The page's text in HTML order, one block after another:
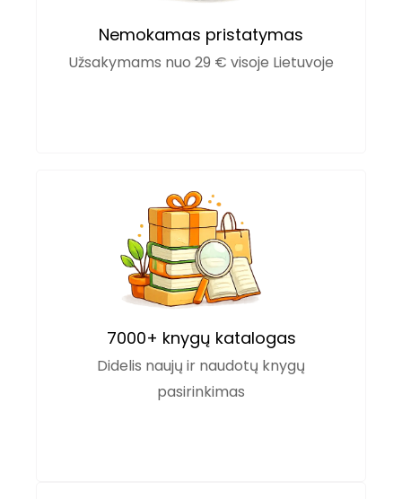
Nemokamas pristatymas
Užsakymams nuo 29 € visoje Lietuvoje
7000+ knygų katalogas
Didelis naujų ir naudotų knygų
pasirinkimas